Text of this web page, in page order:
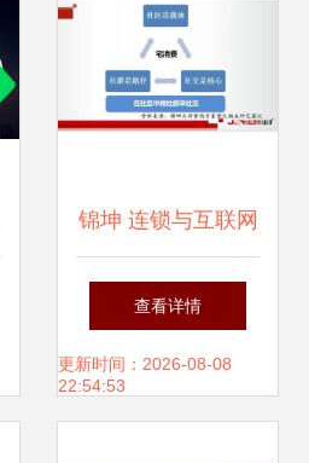
锦坤 连锁与互联网
品牌营销的专家力
量赋能互联网销售
查看详情
更新时间：2026-08-08
22:54:53